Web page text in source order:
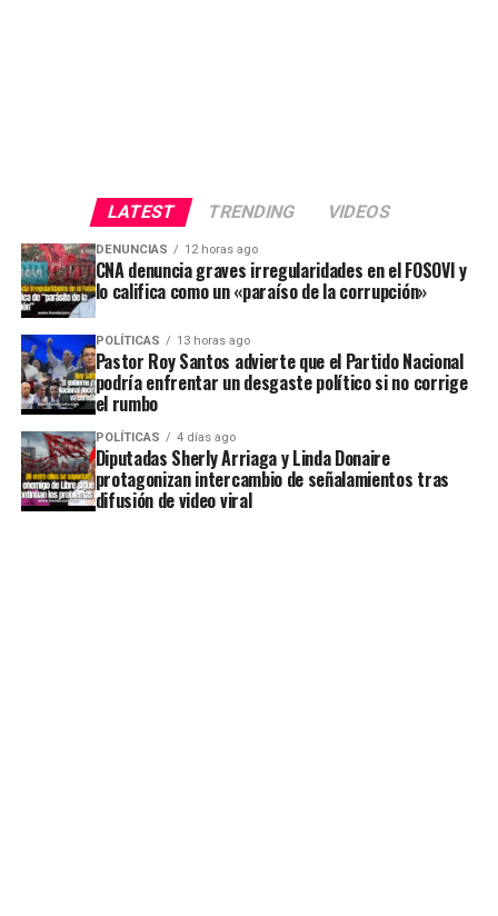
LATEST TRENDING VIDEOS
DENUNCIAS 12 horas ago
CNA denuncia graves irregularidades en el FOSOVI y
lo califica como un «paraíso de la corrupción»
POLÍTICAS 13 horas ago
Pastor Roy Santos advierte que el Partido Nacional
podría enfrentar un desgaste político si no corrige
el rumbo
POLÍTICAS 4 días ago
Diputadas Sherly Arriaga y Linda Donaire
protagonizan intercambio de señalamientos tras
difusión de video viral